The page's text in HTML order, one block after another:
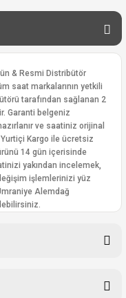
& Resmi Distribütör
saat markalarının yetkili
tarafından sağlanan 2
Garanti belgeniz
ve saatiniz orijinal
Kargo ile ücretsiz
ürünü 14 gün içerisinde
yakından incelemek,
işlemlerinizi yüz
Alemdağ